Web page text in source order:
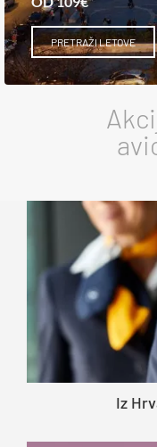
PRETRAŽI LETOVE
Iz